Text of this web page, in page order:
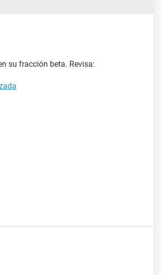
su fracción beta. Revisa: